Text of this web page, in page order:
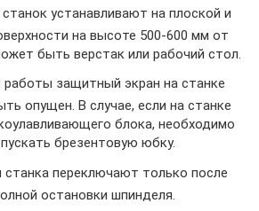
устанавливают на плоской и
на высоте 500-600 мм от
быть верстак или рабочий стол.
работы защитный экран на станке
опущен. В случае, если на станке
блока, необходимо
брезентовую юбку.
станка переключают только после
остановки шпинделя.